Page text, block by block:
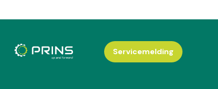
Servicemelding